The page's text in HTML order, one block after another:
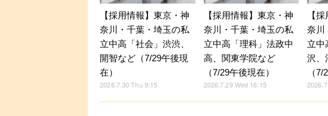
【採用情報】東京・神
奈川・千葉・埼玉の私
立中高「社会」渋渋、
開智など（7/29午後現
在）
2026.7.30 Thu 9:15
【採用情報】東京・神
奈川・千葉・埼玉の私
立中高「理科」法政中
高、関東学院など
（7/29午後現在）
2026.7.29 Wed 16:15
【
奈川
立中
沢、
（7/